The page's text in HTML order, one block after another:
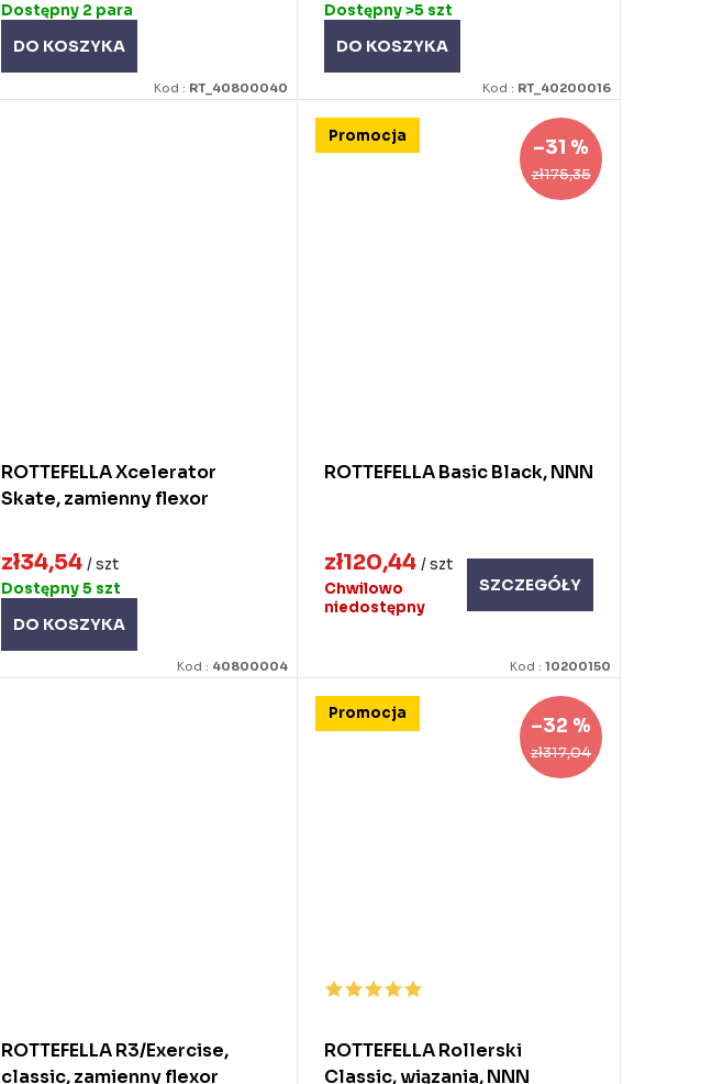
Dostępny 2 para
DO KOSZYKA
Kod : RT_40800040
Dostępny>5 szt
DO KOSZYKA
Kod : RT_40200016
ROTTEFELLA Xcelerator
Skate, zamienny flexor
zł34,54 / szt
Dostępny5 szt
DO KOSZYKA
Kod : 40800004
Promocja
zł175,35
–31 %
ROTTEFELLA Basic Black, NNN
zł120,44 / szt
Chwilowo
niedostępny
SZCZEGÓŁY
Kod : 10200150
ROTTEFELLA R3/Exercise,
classic, zamienny flexor
Promocja
zł317,04
–32 %
ROTTEFELLA Rollerski
Classic, wiązania, NNN